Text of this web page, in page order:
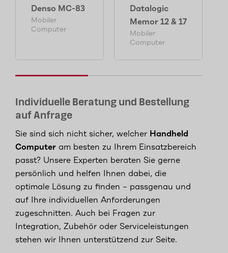
Denso MC-83
Mobiler
Computer
Datalogic
Memor 12 & 17
Mobiler
Computer
Individuelle Beratung und Bestellung
auf Anfrage
Sie sind sich nicht sicher, welcher Handheld
Computer am besten zu Ihrem Einsatzbereich
passt? Unsere Experten beraten Sie gerne
persönlich und helfen Ihnen dabei, die
optimale Lösung zu finden – passgenau und
auf Ihre individuellen Anforderungen
zugeschnitten. Auch bei Fragen zur
Integration, Zubehör oder Serviceleistungen
stehen wir Ihnen unterstützend zur Seite.